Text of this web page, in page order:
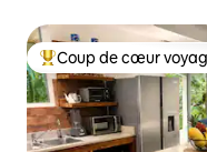
Coups de cœur
Coup de cœur